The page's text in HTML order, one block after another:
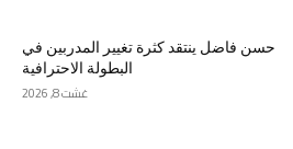
حسن فاضل ينتقد كثرة تغيير المدربين في
البطولة الاحترافية
غشت 8, 2026